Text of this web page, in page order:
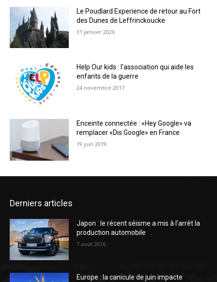
Le Poudlard Experience de retour au Fort
des Dunes de Leffrinckoucke
31 janvier 2026
Help Our kids : l’association qui aide les
enfants de la guerre
24 novembre 2017
Enceinte connectée : «Hey Google» va
remplacer «Dis Google» en France
19 juin 2019
Derniers articles
Japon : le récent séisme a mis à l’arrêt la
production automobile
7 août 2026
Europe : la canicule de juin impacte